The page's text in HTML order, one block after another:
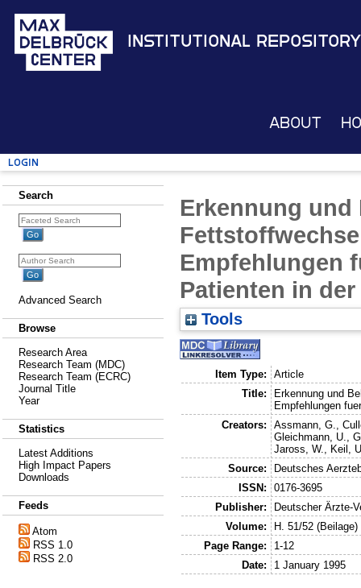
Institutional Repository
About
Login
Search
Advanced Search
Browse
Research Area
Research Team (MDC)
Research Team (ECRC)
Journal Title
Year
Statistics
Latest Additions
High Impact Papers
Downloads
Feeds
Atom
RSS 1.0
RSS 2.0
Erkennung
Empfehlungen
Patienten in
Tools
Item Type:
Article
Title:
Erkennung und
Empfehlungen
Creators:
Assmann, G. ,
Gleichmann, U.
,
Jaross, W.
Keil,
Source:
Deutsches
ISSN:
0176-3695
Publisher:
Deutscher Ärzte-
Volume:
H. 51/52 (Beilage)
Page Range:
1-12
Date:
1 January 1995